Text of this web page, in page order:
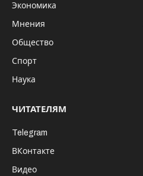
Экономика
Мнения
Общество
Спорт
Наука
ЧИТАТЕЛЯМ
Telegram
ВКонтакте
Видео